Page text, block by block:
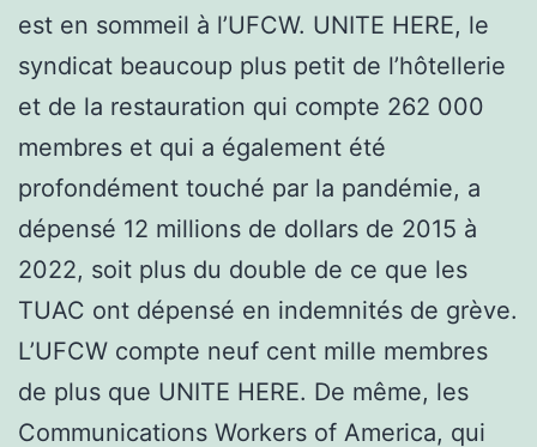
est en sommeil à l’UFCW. UNITE HERE, le
syndicat beaucoup plus petit de l’hôtellerie
et de la restauration qui compte 262 000
membres et qui a également été
profondément touché par la pandémie, a
dépensé 12 millions de dollars de 2015 à
2022, soit plus du double de ce que les
TUAC ont dépensé en indemnités de grève.
L’UFCW compte neuf cent mille membres
de plus que UNITE HERE. De même, les
Communications Workers of America, qui